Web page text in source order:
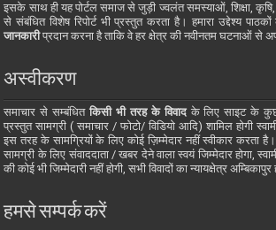
इसके साथ ही यह पोर्टल समाज से जुड़ी ज्वलंत समस्याओं, शिक्षा, कृषि,
से संबंधित विशेष रिपोर्ट भी प्रस्तुत करता है। हमारा उद्देश्य
जानकारीप्रदान करना है ताकि वे हर क्षेत्र की नवीनतम घटनाओं से
अस्वीकरण
समाचार से सम्बंधितकिसी भी तरह के विवादके लिए साइट के कुछ
प्रस्तुत सामग्री ( समाचार / फोटो/ विडियो आदि) शामिल होगी
इस तरह के सामग्रियों के लिए कोई ज़िम्मेदार नहीं स्वीकार करता
सामग्री के लिए संवाददाता / खबर देने वाला स्वयं जिम्मेदार होगा,
की कोई भी जिम्मेदारी नहीं होगी, सभी विवादों का न्यायक्षेत्र अम्बिकापुर
हमसे सम्पर्क करें